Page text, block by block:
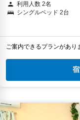
利用人数 2名
シングルベッド 2台
ご案内できるプランがあり